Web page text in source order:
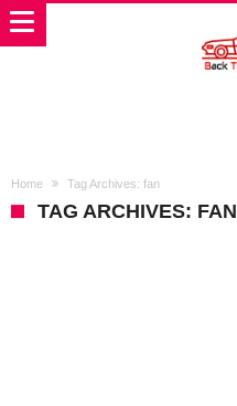
Home Tag Archives: fan
TAG ARCHIVES: FAN